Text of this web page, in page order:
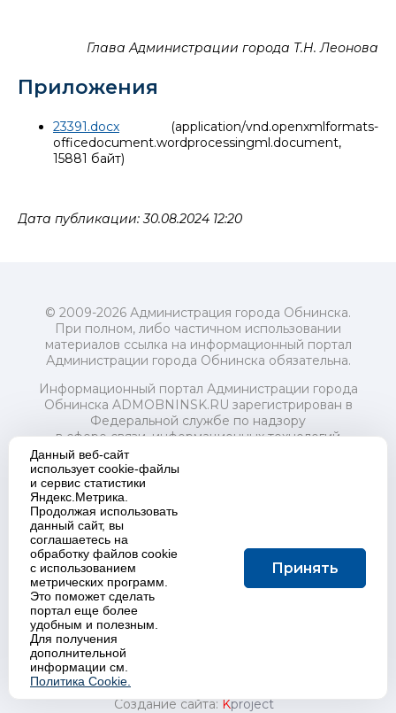
Глава Администрации города Т.Н. Леонова
Приложения
23391.docx (application/vnd.openxmlformats-
officedocument.wordprocessingml.document,
15881 байт)
Дата публикации: 30.08.2024 12:20
© 2009-2026 Администрация города Обнинска.
При полном, либо частичном использовании
материалов ссылка на информационный портал
Администрации города Обнинска обязательна.
Информационный портал Администрации города
Обнинска ADMOBNINSK.RU зарегистрирован в
Федеральной службе по надзору
в сфере связи, информационных технологий
и массовых коммуникаций (Роскомнадзор) 24 июля
2018 года.
Свидетельство о регистрации Эл № ФС77-73321
Учредитель: Администрация (исполнительно-
распорядительный орган) городского округа "Город
Обнинск". Главный редактор: Байкова Е.А.
Адрес электронной почты Редакции:
redactor@admobninsk.ru
Телефон Редакции: +7 (484) 395-85-85
Настоящий ресурс содержит материалы 18+
Политика в отношении обработки персональных
Создание сайта:Kproject
Данный веб-сайт
использует cookie-файлы
и сервис статистики
Яндекс.Метрика.
Продолжая использовать
данный сайт, вы
соглашаетесь на
обработку файлов cookie
с использованием
метрических программ.
Это поможет сделать
портал еще более
удобным и полезным.
Для получения
дополнительной
информации см.
Политика Cookie.
Принять